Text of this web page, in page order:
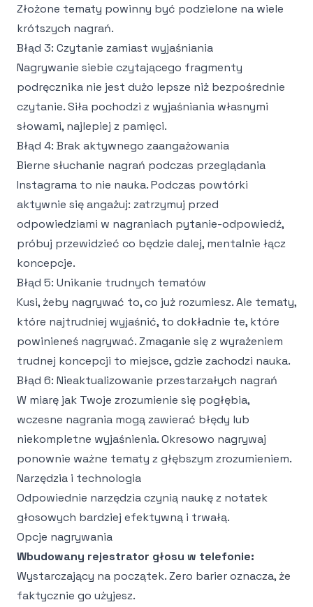
Złożone tematy powinny być podzielone na wiele
krótszych nagrań.
Błąd 3: Czytanie zamiast wyjaśniania
Nagrywanie siebie czytającego fragmenty
podręcznika nie jest dużo lepsze niż bezpośrednie
czytanie. Siła pochodzi z wyjaśniania własnymi
słowami, najlepiej z pamięci.
Błąd 4: Brak aktywnego zaangażowania
Bierne słuchanie nagrań podczas przeglądania
Instagrama to nie nauka. Podczas powtórki
aktywnie się angażuj: zatrzymuj przed
odpowiedziami w nagraniach pytanie-odpowiedź,
próbuj przewidzieć co będzie dalej, mentalnie łącz
koncepcje.
Błąd 5: Unikanie trudnych tematów
Kusi, żeby nagrywać to, co już rozumiesz. Ale tematy,
które najtrudniej wyjaśnić, to dokładnie te, które
powinieneś nagrywać. Zmaganie się z wyrażeniem
trudnej koncepcji to miejsce, gdzie zachodzi nauka.
Błąd 6: Nieaktualizowanie przestarzałych nagrań
W miarę jak Twoje zrozumienie się pogłębia,
wczesne nagrania mogą zawierać błędy lub
niekompletne wyjaśnienia. Okresowo nagrywaj
ponownie ważne tematy z głębszym zrozumieniem.
Narzędzia i technologia
Odpowiednie narzędzia czynią naukę z notatek
głosowych bardziej efektywną i trwałą.
Opcje nagrywania
Wbudowany rejestrator głosu w telefonie:
Wystarczający na początek. Zero barier oznacza, że
faktycznie go użyjesz.